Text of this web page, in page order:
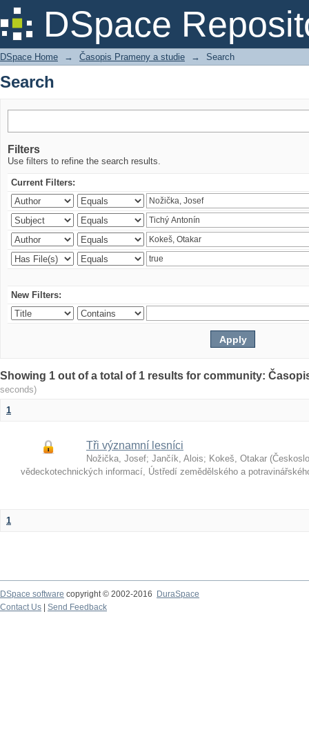
DSpace
Search
DSpace Home → Časopis Prameny a studie → Search
Search
Filters
Use filters to refine the search results.
Current Filters:
New Filters:
Showing 1 out of a total of 1 results for community:
seconds)
1
Tři významní lesníci
Nožička, Josef; Jančík, Alois; Kokeš, Otakar (
vědeckotechnických informací, Ústředí zemědělského a
1
DSpace software copyright © 2002-2016
DuraSpace
Contact Us
Send Feedback